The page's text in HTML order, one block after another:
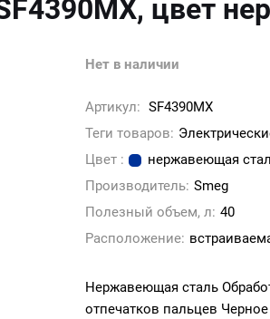
цвет
Нет в наличии
Артикул: SF4390MX
Теги товаров:
Цвет :
нержавеющая
Производитель: Smeg
Полезный объем, л: 40
Расположение:
Нержавеющая сталь
отпечатков пальцев